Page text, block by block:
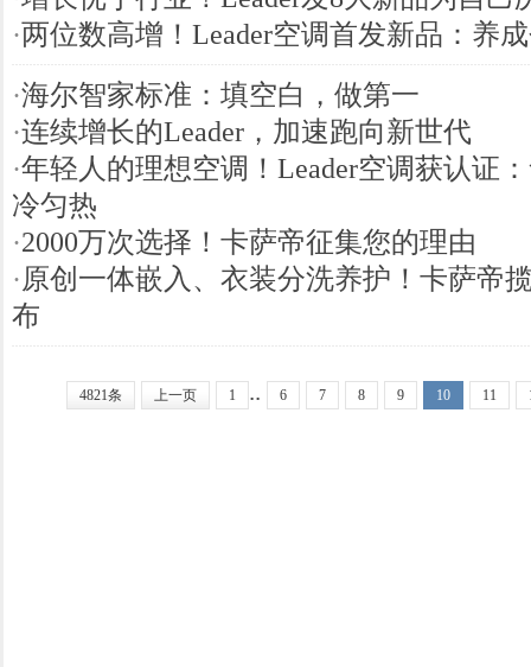
·两位数高增！Leader空调首发新品：养
·海尔智家标准：填空白，做第一
·连续增长的Leader，加速跑向新世代
·年轻人的理想空调！Leader空调获认证
冷匀热
·2000万次选择！卡萨帝征集您的理由
·原创一体嵌入、衣装分洗养护！卡萨帝
布
4821条 上一页 1 .. 6 7 8 9 10 11